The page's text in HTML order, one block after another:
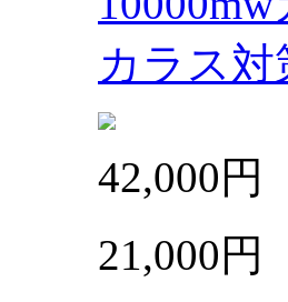
カラス対
42,000円
21,000円